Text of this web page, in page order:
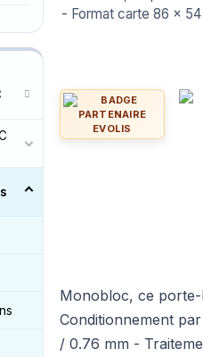
- Format carte 86 x
Monobloc, ce
Conditionnement
/ 0.76 mm -